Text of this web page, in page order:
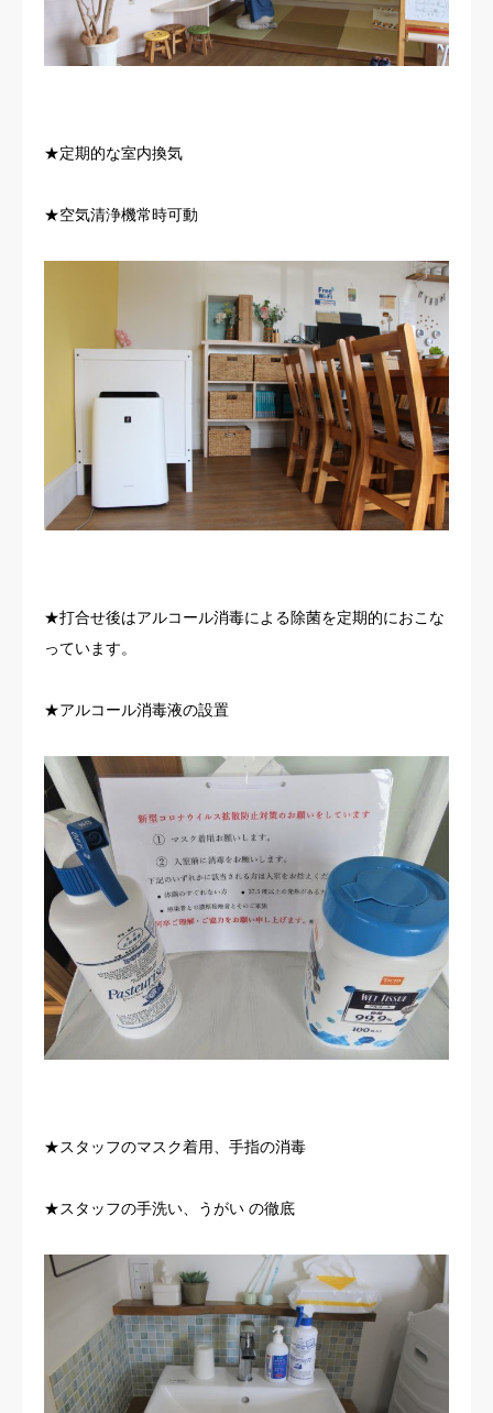
★定期的な室内換気
★空気清浄機常時可動
★打合せ後はアルコール消毒による除菌を定期的におこな
っています。
★アルコール消毒液の設置
★スタッフのマスク着用、手指の消毒
★スタッフの手洗い、うがい の徹底